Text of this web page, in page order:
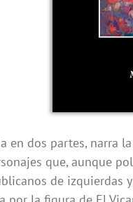
en dos partes, narra
que, aunque
de izquierdas